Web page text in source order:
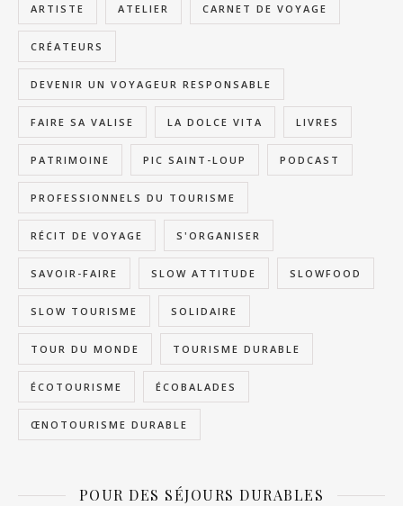
ARTISTE ATELIER CARNET DE VOYAGE
CRÉATEURS
DEVENIR UN VOYAGEUR RESPONSABLE
FAIRE SA VALISE LA DOLCE VITA LIVRES
PATRIMOINE PIC SAINT-LOUP PODCAST
PROFESSIONNELS DU TOURISME
RÉCIT DE VOYAGE S'ORGANISER
SAVOIR-FAIRE SLOW ATTITUDE SLOWFOOD
SLOW TOURISME SOLIDAIRE
TOUR DU MONDE TOURISME DURABLE
ÉCOTOURISME ÉCOBALADES
ŒNOTOURISME DURABLE
POUR DES SÉJOURS DURABLES